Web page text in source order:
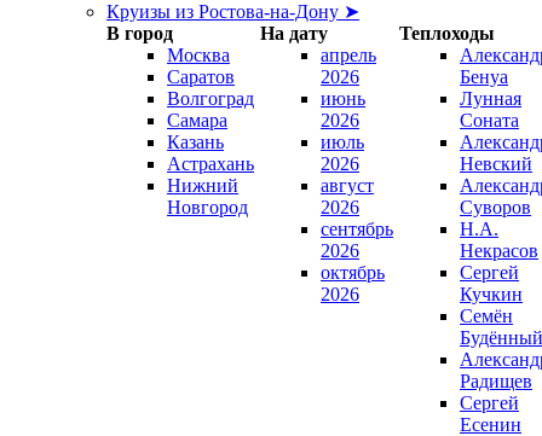
Круизы из Ростова-на-Дону ➤
В город
На дату
Теплоходы
Москва
Саратов
Волгоград
Самара
Казань
Астрахань
Нижний
Новгород
апрель
2026
июнь
2026
июль
2026
август
2026
сентябрь
2026
октябрь
2026
Бенуа
Лунная
Соната
Невский
Суворов
Н.А.
Некрасов
Сергей
Кучкин
Семён
Будённый
Радищев
Сергей
Есенин